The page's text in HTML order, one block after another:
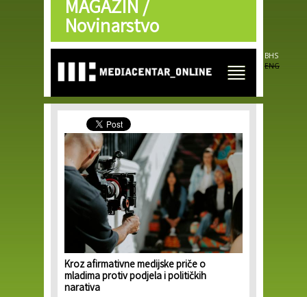
Skip to
main
content
MAGAZIN /
Novinarstvo
BHS
ENG
Kroz afirmativne medijske priče o
mladima protiv podjela i političkih
narativa